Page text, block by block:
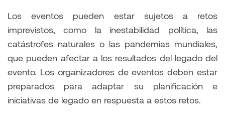
Los eventos pueden estar sujetos a retos
imprevistos, como la inestabilidad política, las
catástrofes naturales o las pandemias mundiales,
que pueden afectar a los resultados del legado del
evento. Los organizadores de eventos deben estar
preparados para adaptar su planificación e
iniciativas de legado en respuesta a estos retos.